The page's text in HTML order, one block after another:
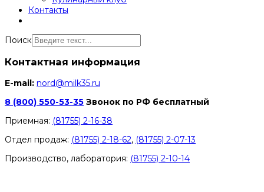
Контакты
Поиск
Контактная информация
E-mail: nord@milk35.ru
8 (800) 550-53-35 Звонок по РФ бесплатный
Приемная: (81755) 2-16-38
Отдел продаж: (81755) 2-18-62, (81755) 2-07-13
Производство, лаборатория: (81755) 2-10-14